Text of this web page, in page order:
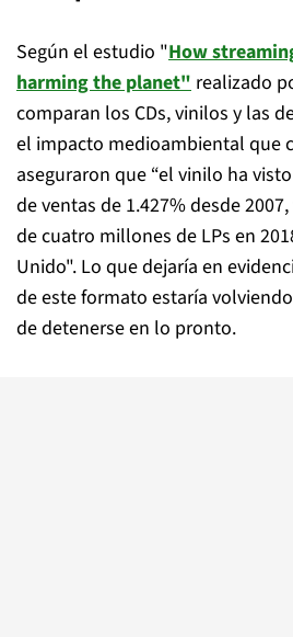
Según el estudio "How
harming the planet" realizado
comparan los CDs, vinilos y las
el impacto medioambiental que
aseguraron que “el vinilo ha
de ventas de 1.427% desde
de cuatro millones de LPs en
Unido". Lo que dejaría en
de este formato estaría
de detenerse en lo pronto.